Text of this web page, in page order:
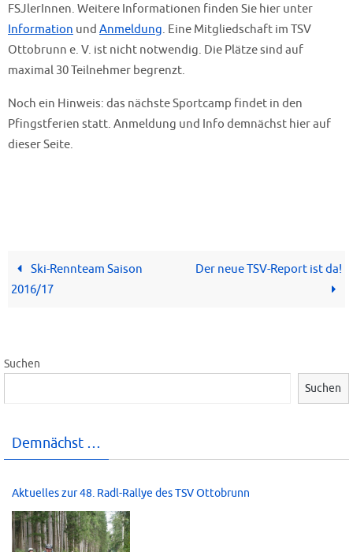
FSJlerInnen. Weitere Informationen finden Sie hier unter
Information und Anmeldung. Eine Mitgliedschaft im TSV
Ottobrunn e. V. ist nicht notwendig. Die Plätze sind auf
maximal 30 Teilnehmer begrenzt.
Noch ein Hinweis: das nächste Sportcamp findet in den
Pfingstferien statt. Anmeldung und Info demnächst hier auf
dieser Seite.
Ski-Rennteam Saison
2016/17
Der neue TSV-Report ist da!
Suchen
Suchen
Demnächst …
Aktuelles zur 48. Radl-Rallye des TSV Ottobrunn